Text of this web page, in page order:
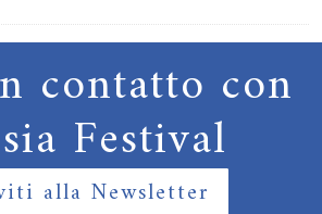
contatto con
Festival
alla Newsletter